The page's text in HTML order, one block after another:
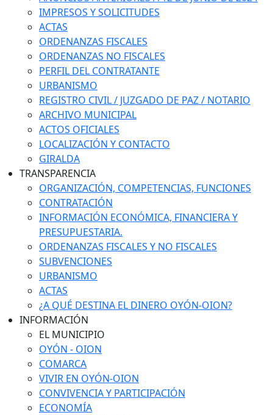
IMPRESOS Y SOLICITUDES
ACTAS
ORDENANZAS FISCALES
ORDENANZAS NO FISCALES
PERFIL DEL CONTRATANTE
URBANISMO
REGISTRO CIVIL / JUZGADO DE PAZ / NOTARIO
ARCHIVO MUNICIPAL
ACTOS OFICIALES
LOCALIZACIÓN Y CONTACTO
GIRALDA
TRANSPARENCIA
ORGANIZACIÓN, COMPETENCIAS, FUNCIONES
CONTRATACIÓN
INFORMACIÓN ECONÓMICA, FINANCIERA Y
PRESUPUESTARIA.
ORDENANZAS FISCALES Y NO FISCALES
SUBVENCIONES
URBANISMO
ACTAS
¿A QUÉ DESTINA EL DINERO OYÓN-OION?
INFORMACIÓN
EL MUNICIPIO
OYÓN - OION
COMARCA
VIVIR EN OYÓN-OION
CONVIVENCIA Y PARTICIPACIÓN
ECONOMÍA